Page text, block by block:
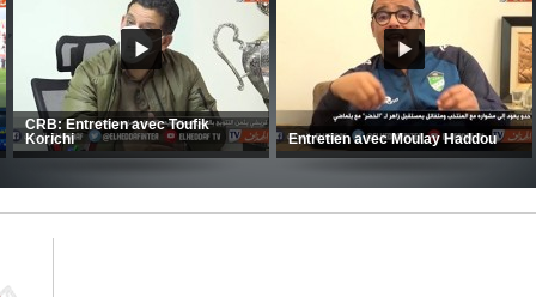
CRB 0
CSC: La préparation des hommes
d’Amrani se poursuit en Tunisie
Kaci-Saïd évoque le large
du Mouloudia face au FC